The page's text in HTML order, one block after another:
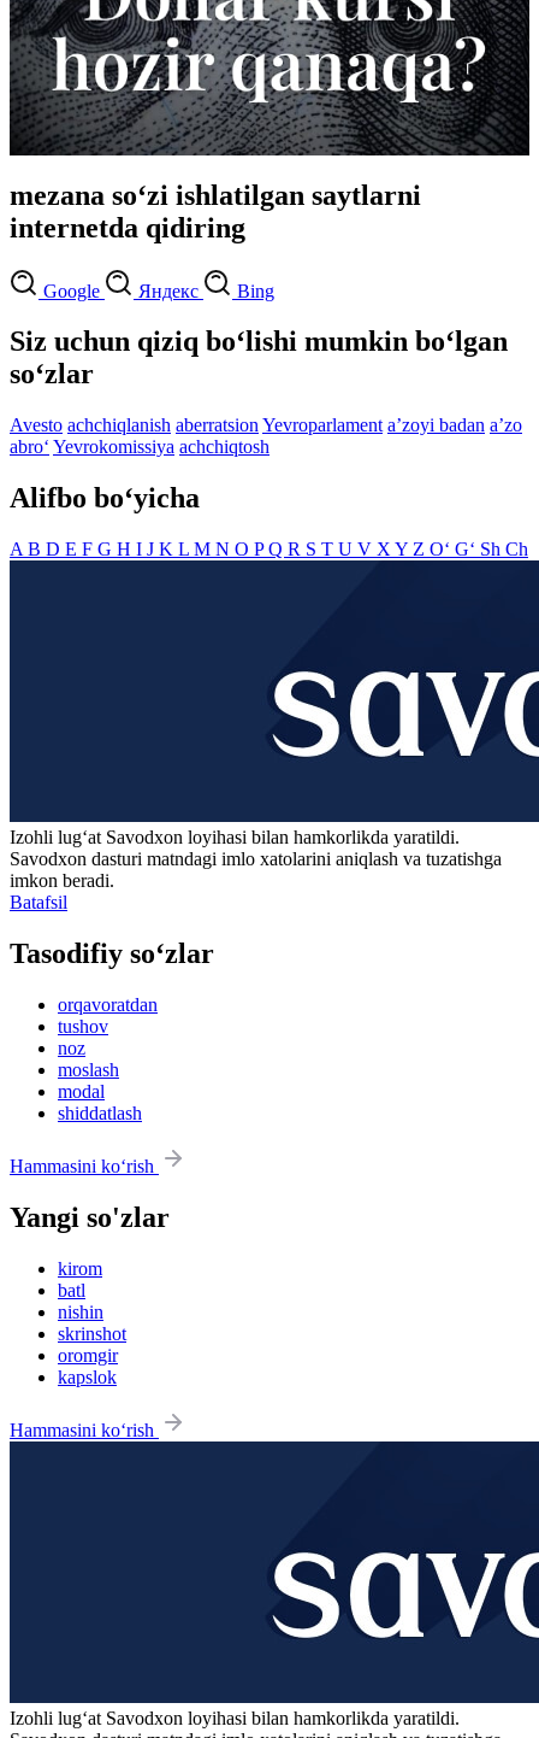
mezana so‘zi ishlatilgan saytlarni
internetda qidiring
Google Яндекс Bing
Siz uchun qiziq bo‘lishi mumkin bo‘lgan
so‘zlar
Avesto achchiqlanish aberratsion Yevroparlament aʼzoyi badan aʼzo
abro‘ Yevrokomissiya achchiqtosh
Alifbo bo‘yicha
A B D E F G H I J K L M N O PQ R S T U V X Y Z O‘ G‘ Sh Ch
Izohli lugʻat Savodxon loyihasi bilan hamkorlikda yaratildi.
Savodxon dasturi matndagi imlo xatolarini aniqlash va tuzatishga
imkon beradi.
Batafsil
Tasodifiy so‘zlar
orqavoratdan
tushov
noz
moslash
modal
shiddatlash
Hammasini ko‘rish
Yangi so'zlar
kirom
batl
nishin
skrinshot
oromgir
kapslok
Hammasini ko‘rish
Izohli lugʻat Savodxon loyihasi bilan hamkorlikda yaratildi.